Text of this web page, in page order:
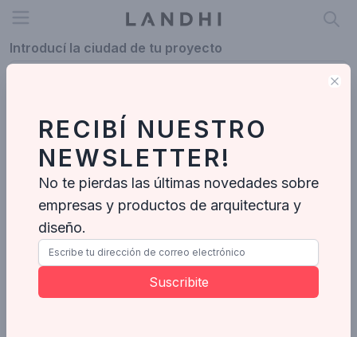
Open menu
Introducí la ciudad de tu proyecto
Profesionales
Terrenos apto desarrollo
Agentes Inmobiliarios-3 Proyectos
RECIBÍ NUESTRO
NEWSLETTER!
No te pierdas las últimas novedades sobre
empresas y productos de arquitectura y
diseño.
Suscribite